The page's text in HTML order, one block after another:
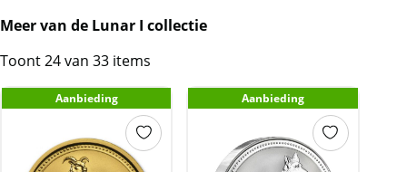
vrijwel altijd onbeschadigd, maar kunnen wel
BTW
Dit product wordt onder de margeregel
Meer van de Lunar I collectie
Toont 24 van 33 items
Aanbieding Aanbieding